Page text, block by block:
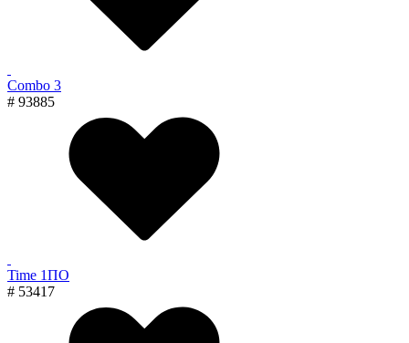
Combo 3
# 93885
Time 1ПО
# 53417